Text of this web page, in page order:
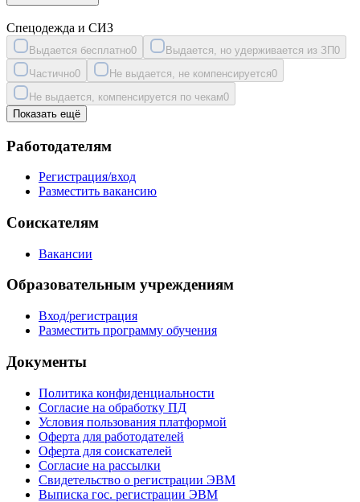
Спецодежда и СИЗ
Выдается бесплатно0 Выдается, но удерживается из ЗП0
Частично0 Не выдается, не компенсируется0
Не выдается, компенсируется по чекам0
Показать ещё
Работодателям
Регистрация/вход
Разместить вакансию
Соискателям
Вакансии
Образовательным учреждениям
Вход/регистрация
Разместить программу обучения
Документы
Политика конфиденциальности
Согласие на обработку ПД
Условия пользования платформой
Оферта для работодателей
Оферта для соискателей
Согласие на рассылки
Свидетельство о регистрации ЭВМ
Выписка гос. регистрации ЭВМ